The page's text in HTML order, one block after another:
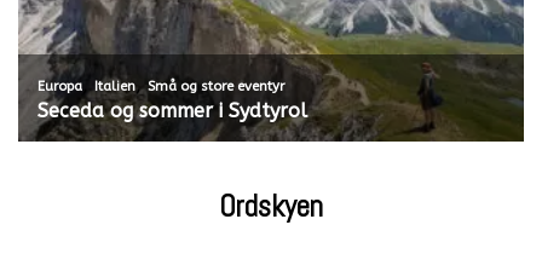
Europa, Italien,Små og store eventyr
Seceda og sommer i Sydtyrol
Ordskyen